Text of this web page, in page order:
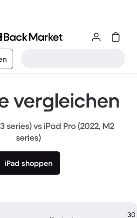
vergleichen
series) vs iPad Pro (2022, M2
series)
iPad shoppen
30